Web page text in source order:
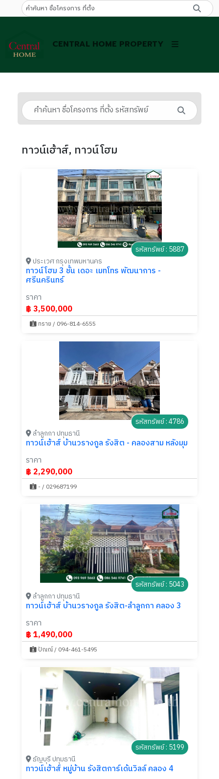
CENTRAL HOME PROPERTY
ทาวน์เฮ้าส์, ทาวน์โฮม
รหัสทรัพย์ : 5887
ประเวศ กรุงเทพมหานคร
ทาวน์โฮม 3 ชั้น เดอะ เมทโทร พัฒนาการ -
ศรีนครินทร์
ราคา
฿ 3,500,000
ทราย / 096-814-6555
รหัสทรัพย์ : 4786
ลำลูกกา ปทุมธานี
ทาวน์เฮ้าส์ บ้านวรางกูล รังสิต - คลองสาม หลังมุม
ราคา
฿ 2,290,000
- / 029687199
รหัสทรัพย์ : 5043
ลำลูกกา ปทุมธานี
ทาวน์เฮ้าส์ บ้านวรางกูล รังสิต-ลำลูกกา คลอง 3
ราคา
฿ 1,490,000
ปัณณ์ / 094-461-5495
รหัสทรัพย์ : 5199
ธัญบุรี ปทุมธานี
ทาวน์เฮ้าส์ หมู่บ้าน รังสิตการ์เด้นวิลล์ คลอง 4